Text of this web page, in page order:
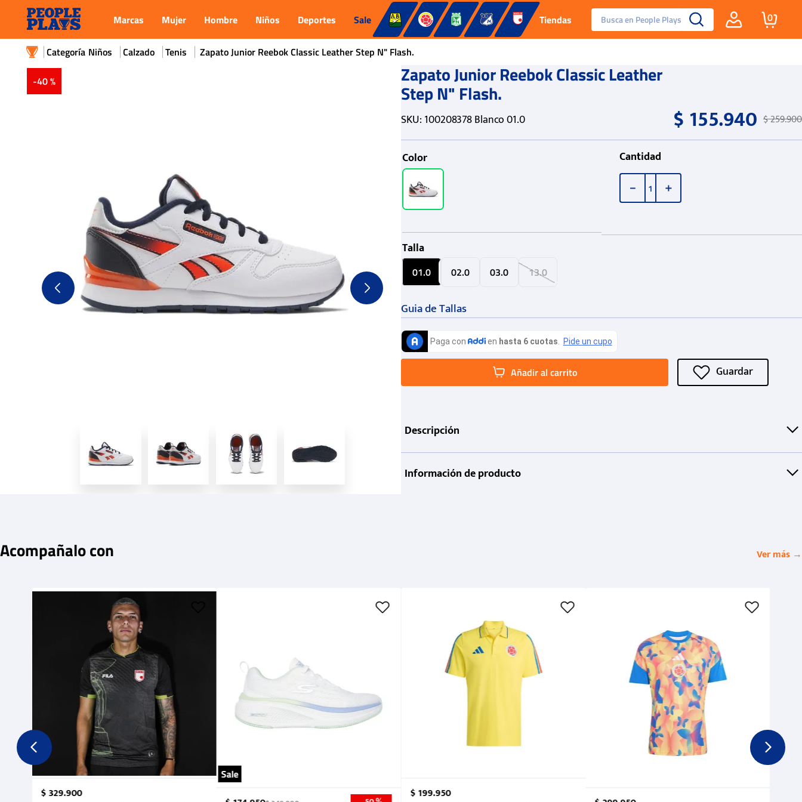
Marcas Mujer Hombre Niños Deportes Sale Tiendas Busca en People Plays
Reebok Fashion
0
Niños Calzado Tenis Zapato Junior Reebok Classic Leather Step N" Flash.
-40 % Zapato Junior Reebok Classic Leather
Step N" Flash.
SKU: 100208378 Blanco 01.0 $155.940 $259.900
Color
Talla
01.0 02.0 03.0 13.0
Guia de Tallas
Cantidad
＋
－
Añadir al carrito
Descripción
Información de producto
Acompañalo con Ver más →
$329.900
Sale
$199.950